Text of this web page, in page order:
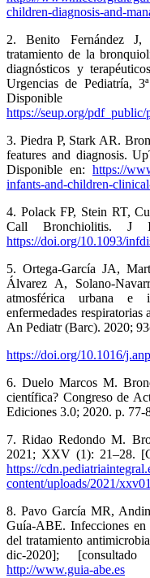
children-diagnosis-and-
2. Benito Fernández
tratamiento de la
diagnósticos y
Urgencias de Pediatría,
https://seup.org/
3. Piedra P, Stark AR.
features and diagnosis.
Disponible en: https://
infants-and-children-
4. Polack FP, Stein RT,
Call Bronchiolitis. J
https://doi.org/10.1093/
5. Ortega-García JA,
Álvarez A, Solano-
atmosférica urbana e
enfermedades
An Pediatr (Barc). 2020;
https://doi.org/10.1016/
6. Duelo Marcos M.
científica? Congreso de
Ediciones 3.0; 2020. p. 77-
7. Ridao Redondo M.
2021; XXV (1): 21–28.
https://
content/uploads/2021/
8. Pavo García MR,
Guía-ABE. Infecciones en
del tratamiento
dic-2020];
http://www.guia-abe.es